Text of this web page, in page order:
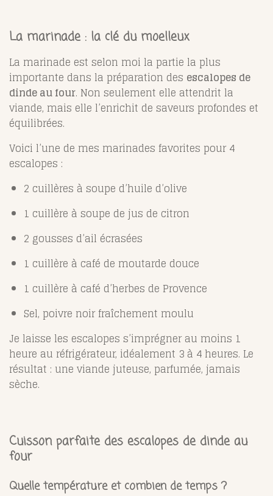
La marinade : la clé du moelleux
La marinade est selon moi la partie la plus
importante dans la préparation des escalopes de
dinde au four. Non seulement elle attendrit la
viande, mais elle l’enrichit de saveurs profondes et
équilibrées.
Voici l’une de mes marinades favorites pour 4
escalopes :
2 cuillères à soupe d’huile d’olive
1 cuillère à soupe de jus de citron
2 gousses d’ail écrasées
1 cuillère à café de moutarde douce
1 cuillère à café d’herbes de Provence
Sel, poivre noir fraîchement moulu
Je laisse les escalopes s’imprégner au moins 1
heure au réfrigérateur, idéalement 3 à 4 heures. Le
résultat : une viande juteuse, parfumée, jamais
sèche.
Cuisson parfaite des escalopes de dinde au
four
Quelle température et combien de temps ?